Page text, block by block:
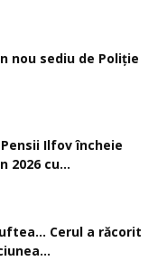
nou sediu de Poliţie
Ilfov încheie
2026 cu...
Cerul a răcorit